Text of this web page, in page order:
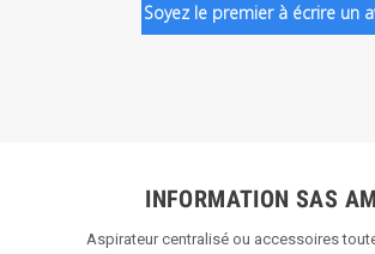
Soyez le premier à écrire un
INFORMATION SAS
Aspirateur centralisé ou accessoires